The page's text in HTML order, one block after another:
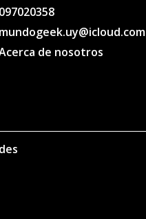
097020358
mundogeek.uy@icloud.com
de nosotros